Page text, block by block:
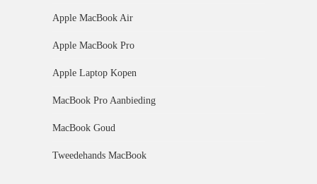
Apple MacBook Air
Apple MacBook Pro
Apple Laptop Kopen
MacBook Pro Aanbieding
MacBook Goud
Tweedehands MacBook